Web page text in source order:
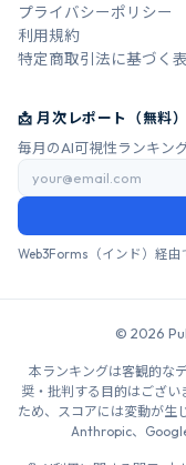
プライバシーポリシー
利用規約
特定商取引法に基づく
📩 月次レポート（無料）
毎月のAI可視性ランキン
Web3Forms（インド）経由
© 2026
本ランキングは客観的な
奨・批判する目的はござ
ため、スコアには変動が生
Anthropic、